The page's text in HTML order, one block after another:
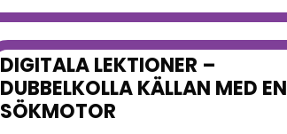
DIGITALA LEKTIONER –
DUBBELKOLLA KÄLLAN MED EN
SÖKMOTOR